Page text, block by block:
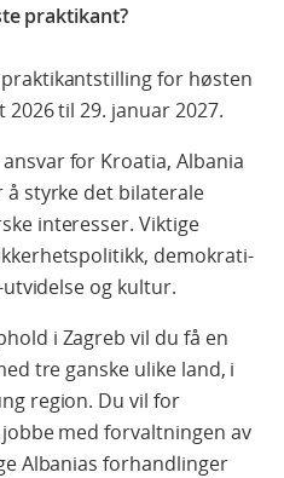
praktikant?
for høsten
til 29. januar 2027.
for Kroatia, Albania
å styrke det bilaterale
interesser. Viktige
demokrati-
og kultur.
i Zagreb vil du få en
tre ganske ulike land, i
region. Du vil for
med forvaltningen av
Albanias forhandlinger